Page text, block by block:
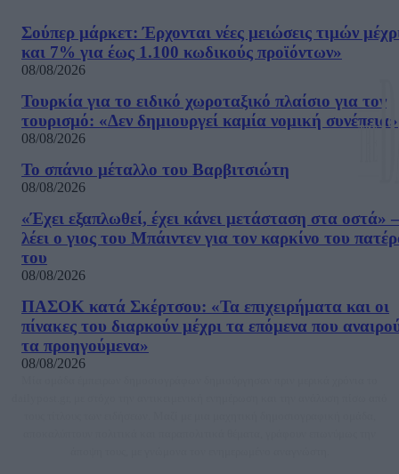
Σούπερ μάρκετ: Έρχονται νέες μειώσεις τιμών
και 7% για έως 1.100 κωδικούς προϊόντων»
08/08/2026
Τουρκία για το ειδικό χωροταξικό πλαίσιο για τον
τουρισμό: «Δεν δημιουργεί καμία νομική συνέπεια»
08/08/2026
Το σπάνιο μέταλλο του Βαρβιτσιώτη
08/08/2026
«Έχει εξαπλωθεί, έχει κάνει μετάσταση στα οστά»
λέει ο γιος του Μπάιντεν για τον καρκίνο του
του
08/08/2026
ΠΑΣΟΚ κατά Σκέρτσου: «Τα επιχειρήματα και οι
πίνακες του διαρκούν μέχρι τα επόμενα που
τα προηγούμενα»
08/08/2026